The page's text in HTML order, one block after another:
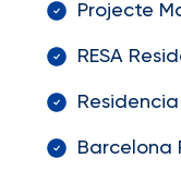
Projecte
RESA
Residencia
Barcelona